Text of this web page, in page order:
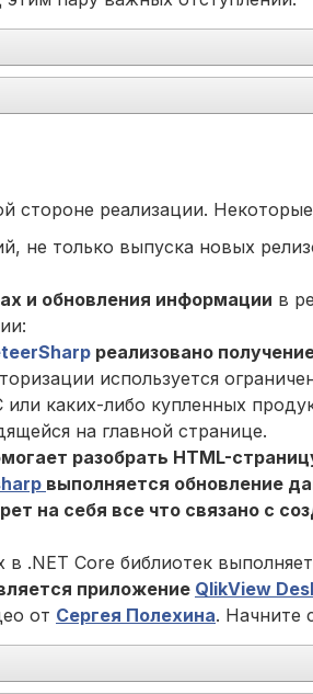
стороне реализации.
не только выпуска новых
и обновления информации в
реализовано
используется
каких-либо купленных
на главной странице.
разобрать HTML-
выполняется обновление
на себя все что связано с
.NET Core библиотек
приложение QlikView
от Сергея Полехина. Начните